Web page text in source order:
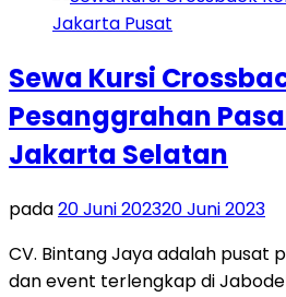
Sewa Kursi
Pesanggrahan
Jakarta Selatan
pada20 Juni 202320 Juni 2023
CV. Bintang Jaya adalah pusat
dan event terlengkap di